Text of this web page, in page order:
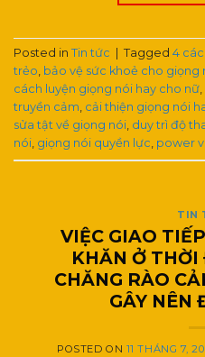
Posted in Tin tức Tagged 4
trẻo, bảo vệ sức khoẻ cho giọng
cách luyện giọng nói hay cho nữ,
truyền cảm, cải thiện giọng nói
sửa tật về giọng nói, duy trì độ
nói, giọng nói quyền lực, power
TIN
VIỆC GIAO
KHĂN Ở
CHĂNG RÀO
GÂY NÊN
POSTED ON 11 THÁNG 7,